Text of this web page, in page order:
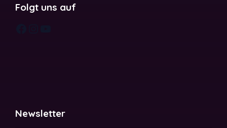
Folgt uns auf
Newsletter